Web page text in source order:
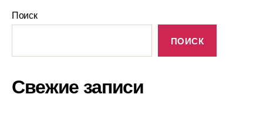
Поиск
ПОИСК
Свежие записи